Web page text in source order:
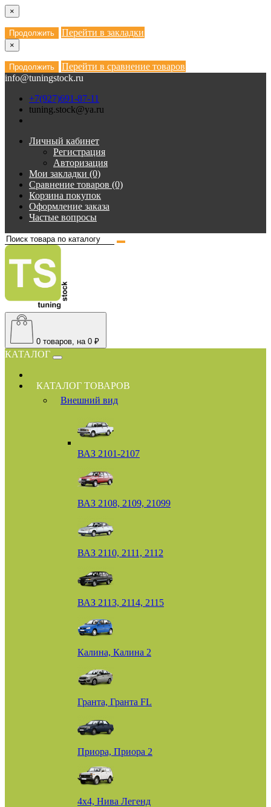
×
Продолжить Перейти в закладки
×
Продолжить
Перейти в сравнение товаров
info@tuningstock.ru
+7(927)691-87-11
tuning.stock@ya.ru
Личный кабинет
Регистрация
Авторизация
Мои закладки (0)
Сравнение товаров (0)
Корзина покупок
Оформление заказа
Частые вопросы
0 товаров, на 0 ₽
КАТАЛОГ
КАТАЛОГ ТОВАРОВ
Внешний вид
ВАЗ 2101-2107
ВАЗ 2108, 2109, 21099
ВАЗ 2110, 2111, 2112
ВАЗ 2113, 2114, 2115
Калина, Калина 2
Гранта, Гранта FL
Приора, Приора 2
4х4, Нива Легенд